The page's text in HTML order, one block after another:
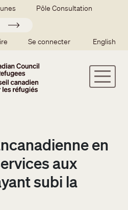
Pôle Consultation
Soumettre
user menu
Se connecter English
en
aux
subi la